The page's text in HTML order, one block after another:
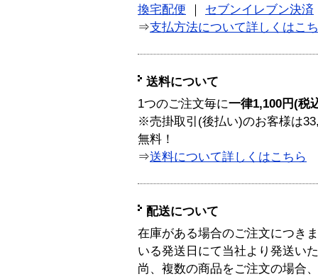
換宅配便
セブンイレブン決済
⇒支払方法について詳しくはこ
送料について
1つのご注文毎に一律1,100円(税
※売掛取引(後払い)のお客様は
無料！
⇒送料について詳しくはこちら
配送について
在庫がある場合のご注文につき
いる発送日にて当社より発送い
尚、複数の商品をご注文の場合